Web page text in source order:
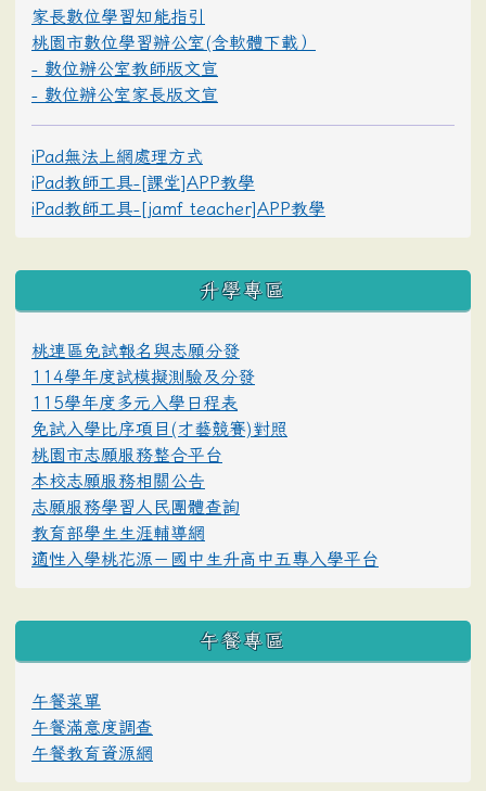
家長數位學習知能指引
桃園市數位學習辦公室(含軟體下載）
- 數位辦公室教師版文宣
- 數位辦公室家長版文宣
iPad無法上網處理方式
iPad教師工具-[課堂]APP教學
iPad教師工具-[jamf teacher]APP教學
升學專區
桃連區免試報名與志願分發
114學年度試模擬測驗及分發
115學年度多元入學日程表
免試入學比序項目(才藝競賽)對照
桃園市志願服務整合平台
本校志願服務相關公告
志願服務學習人民團體查詢
教育部學生生涯輔導網
適性入學桃花源－國中生升高中五專入學平台
午餐專區
午餐菜單
午餐滿意度調查
午餐教育資源網